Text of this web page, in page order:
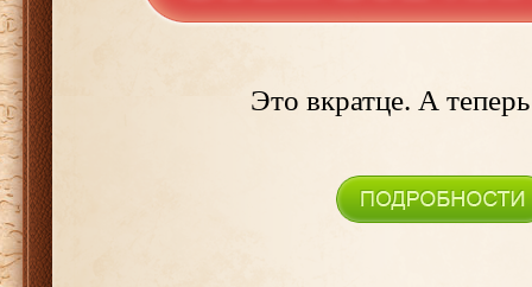
Это вкратце. А